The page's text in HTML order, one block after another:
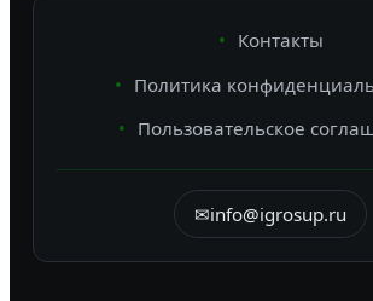
Контакты
Политика
Пользовательское
✉info@igrosup.ru